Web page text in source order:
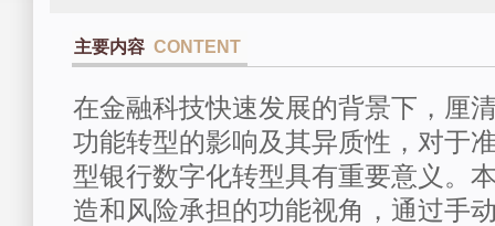
主要内容 CONTENT
在金融科技快速发展的背景下，厘
功能转型的影响及其异质性，对于
型银行数字化转型具有重要意义。
造和风险承担的功能视角，通过手